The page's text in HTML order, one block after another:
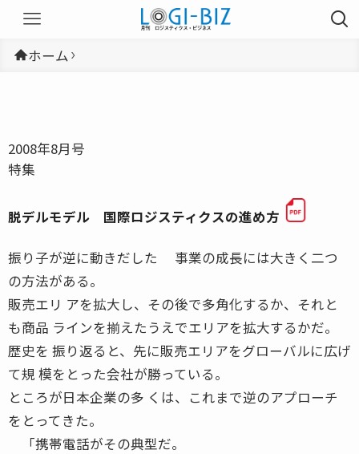
ホーム
2008年8月号
特集
脱デルモデル 国際ロジスティクスの進め方
振り子が逆に動きだした 事業の成長には大きく二つ
の方法がある。
販売エリ アを拡大し、その後で多角化するか、それと
も商品 ラインを揃えたうえでエリアを拡大するかだ。
歴史を 振り返ると、先に販売エリアをグローバルに広げ
て規 模をとった会社が勝っている。
ところが日本企業の多 くは、これまで逆のアプローチ
をとってきた。
「携帯電話がその典型だ。